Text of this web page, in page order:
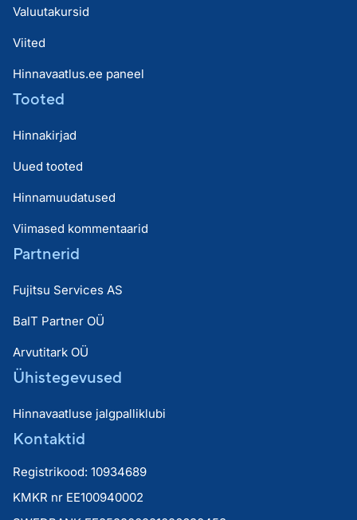
Valuutakursid
Viited
Hinnavaatlus.ee paneel
Tooted
Hinnakirjad
Uued tooted
Hinnamuudatused
Viimased kommentaarid
Partnerid
Fujitsu Services AS
BaIT Partner OÜ
Arvutitark OÜ
Ühistegevused
Hinnavaatluse jalgpalliklubi
Kontaktid
Registrikood: 10934689
KMKR nr EE100940002